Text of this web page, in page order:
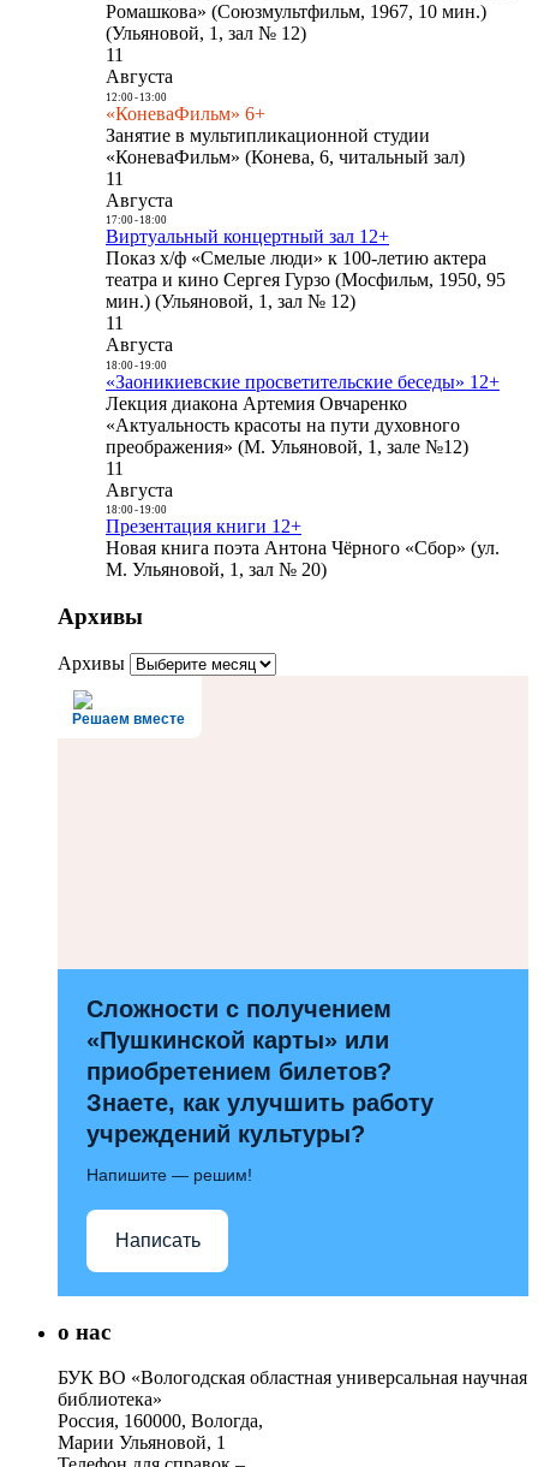
Ромашкова» (Союзмультфильм, 1967, 10 мин.)
(Ульяновой, 1, зал № 12)
11
Августа
12:00- 13:00
«КоневаФильм» 6+
Занятие в мультипликационной студии
«КоневаФильм» (Конева, 6, читальный зал)
11
Августа
17:00- 18:00
Виртуальный концертный зал 12+
Показ х/ф «Смелые люди» к 100-летию актера
театра и кино Сергея Гурзо (Мосфильм, 1950, 95
мин.) (Ульяновой, 1, зал № 12)
11
Августа
18:00- 19:00
«Заоникиевские просветительские беседы» 12+
Лекция диакона Артемия Овчаренко
«Актуальность красоты на пути духовного
преображения» (М. Ульяновой, 1, зале №12)
11
Августа
18:00- 19:00
Презентация книги 12+
Новая книга поэта Антона Чёрного «Сбор» (ул.
М. Ульяновой, 1, зал № 20)
Архивы
Архивы
Решаем вместе
Сложности с получением
«Пушкинской карты» или
приобретением билетов?
Знаете, как улучшить работу
учреждений культуры?
Напишите — решим!
Написать
о нас
БУК ВО «Вологодская областная универсальная научная
библиотека»
Россия, 160000, Вологда,
Марии Ульяновой, 1